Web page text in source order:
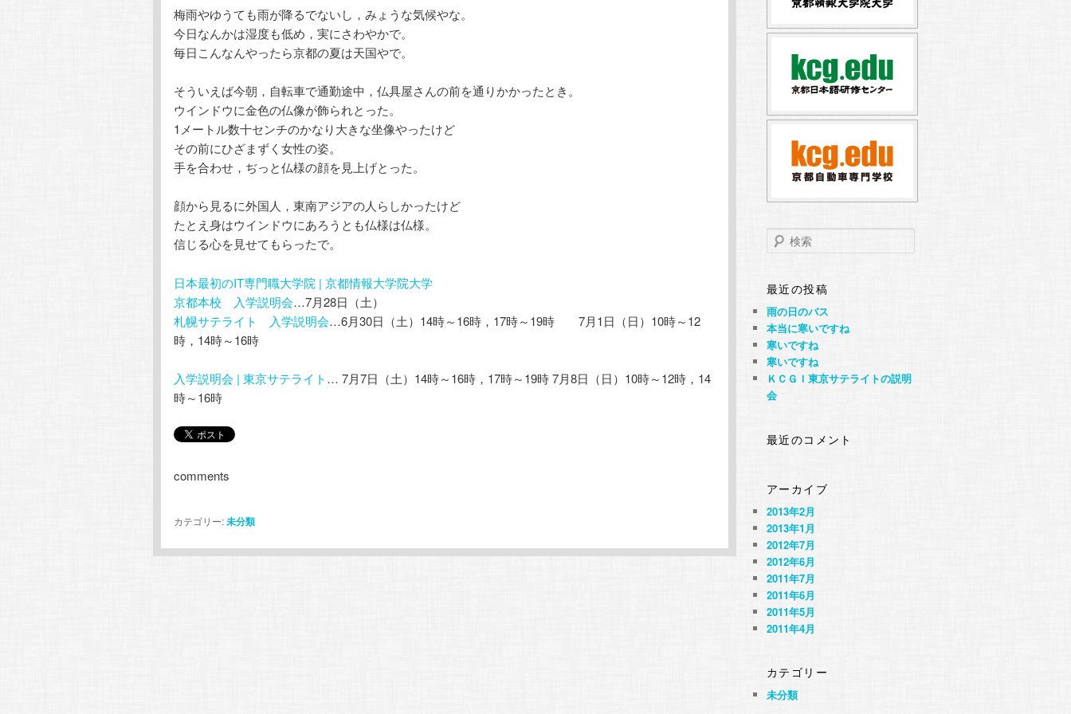
テ
ン
ツ
へ
移
動
ン
ツ
へ
移
動
梅雨やゆうても雨が降るでないし，みょうな気候やな。
今日なんかは湿度も低め，実にさわやかで。
毎日こんなんやったら京都の夏は天国やで。
そういえば今朝，自転車で通勤途中，仏具屋さんの前を通りかかったとき。
ウインドウに金色の仏像が飾られとった。
1メートル数十センチのかなり大きな坐像やったけど
その前にひざまずく女性の姿。
手を合わせ，ぢっと仏様の顔を見上げとった。
顔から見るに外国人，東南アジアの人らしかったけど
たとえ身はウインドウにあろうとも仏様は仏様。
信じる心を見せてもらったで。
日本最初のIT専門職大学院 | 京都情報大学院大学
京都本校 入学説明会…7月28日（土）
札幌サテライト 入学説明会…6月30日（土）14時～16時，17時～19時 7月1日（日）10時～12
時，14時～16時
入学説明会 | 東京サテライト… 7月7日（土）14時～16時，17時～19時 7月8日（日）10時～12時，14
時～16時
comments
カテゴリー:未分類
検
索
最近の投稿
雨の日のバス
本当に寒いですね
寒いですね
寒いですね
ＫＣＧＩ東京サテライトの説明
会
最近のコメント
アーカイブ
2013年2月
2013年1月
2012年7月
2012年6月
2011年7月
2011年6月
2011年5月
2011年4月
カテゴリー
未分類